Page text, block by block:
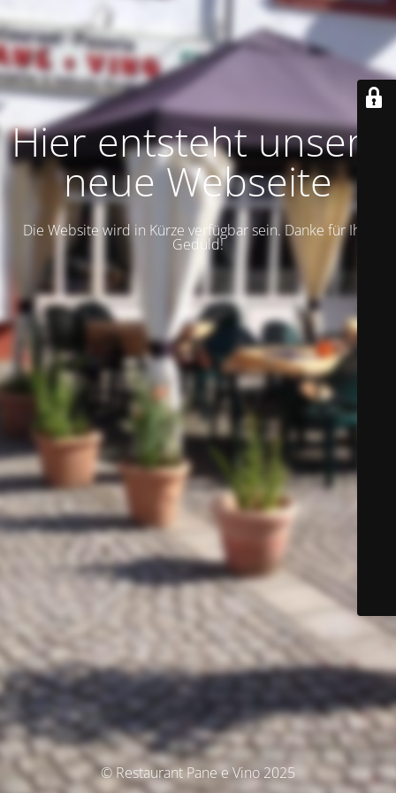
Hier entsteht unsere
neue Webseite
Die Website wird in Kürze verfügbar sein. Danke für Ihre
Geduld!
© Restaurant Pane e Vino 2025